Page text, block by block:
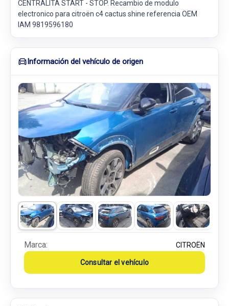
CENTRALITA START - STOP. Recambio de modulo
electronico para citroën c4 cactus shine referencia OEM
IAM 9819596180
Información del vehículo de origen
Marca: CITROËN
Consultar el vehículo